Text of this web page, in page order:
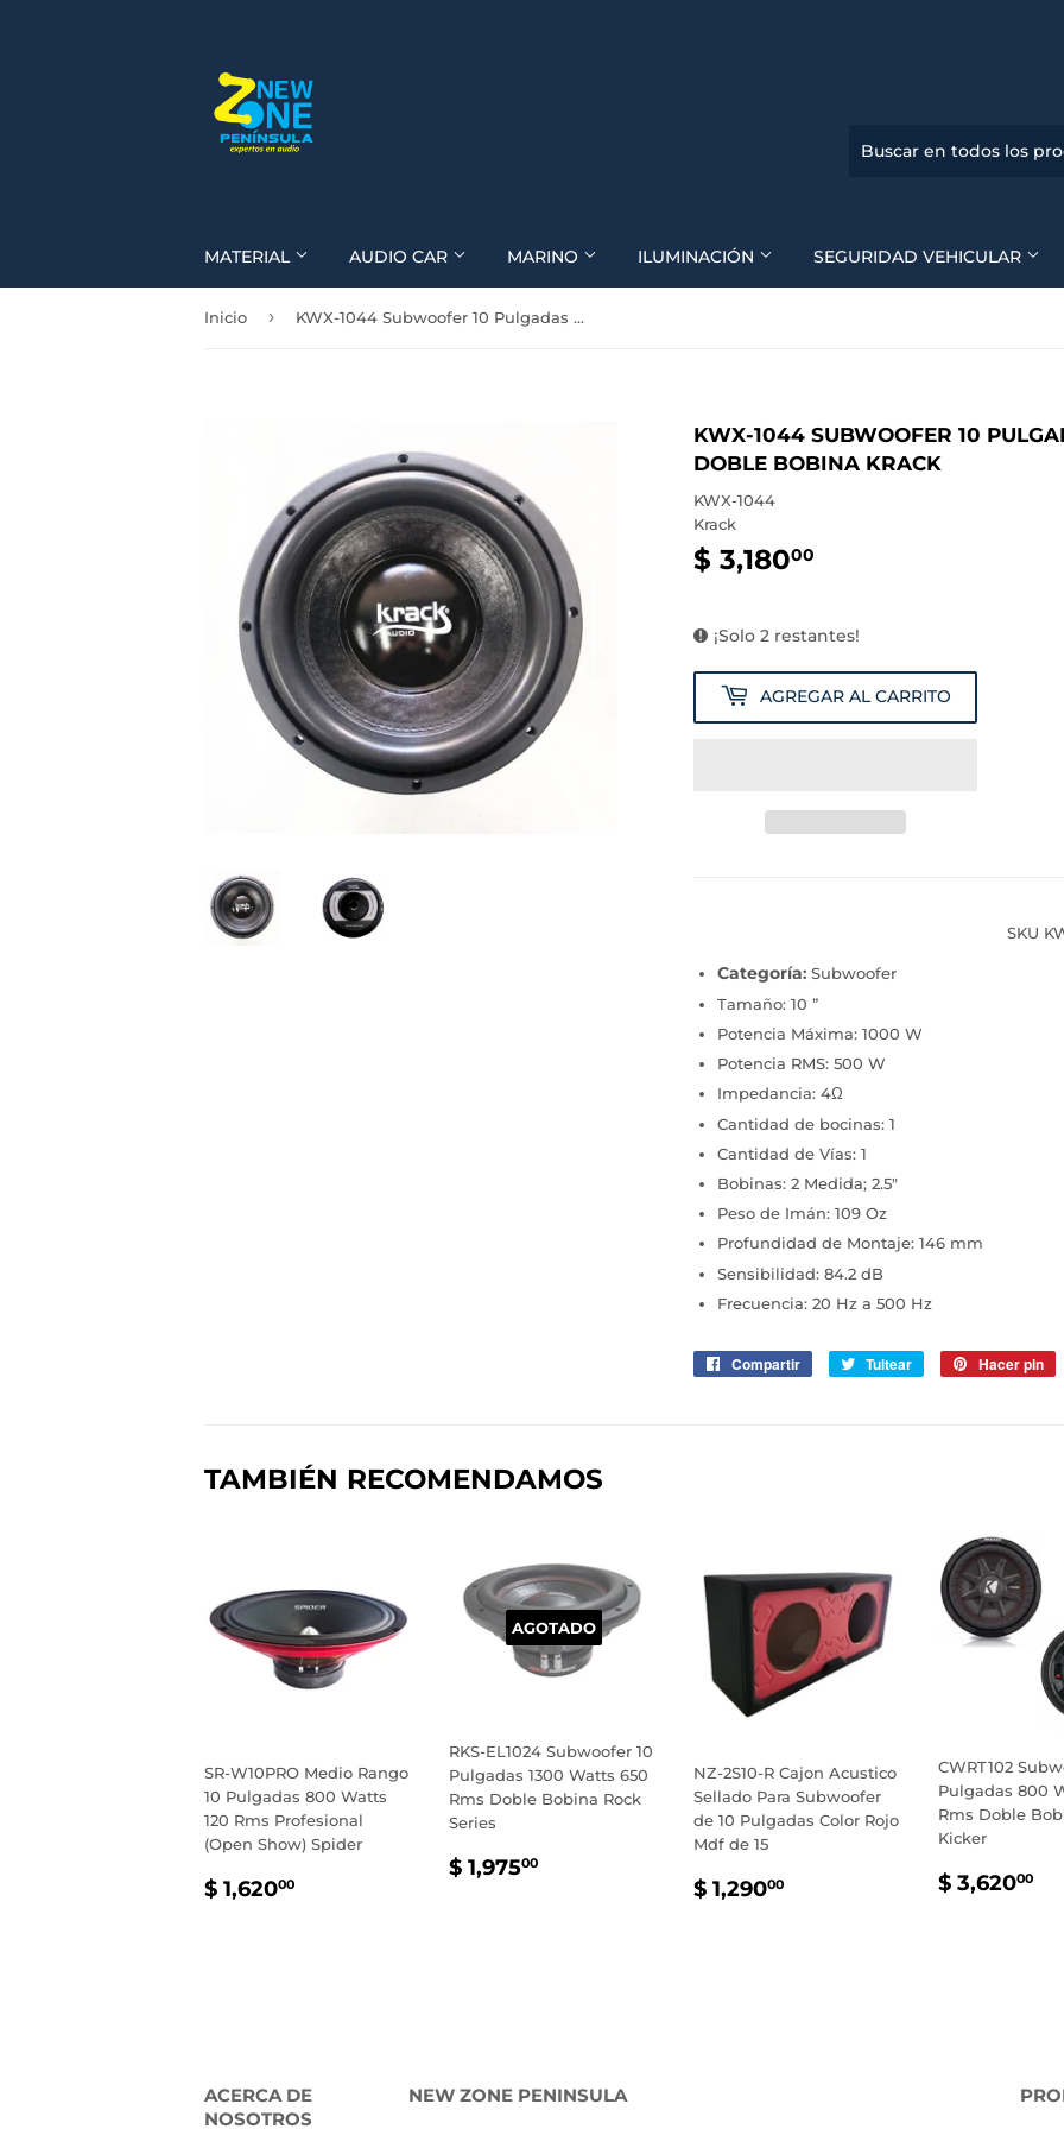
MATERIAL AUDIO CAR MARINO ILUMINACIÓN SEGURIDAD VEHICULAR
Inicio › KWX-1044 Subwoofer 10 Pulgadas 1000 Watts 500 Rms Doble Bobina Krack
KWX-1044 SUBWOOFER 10
DOBLE BOBINA KRACK
KWX-1044
Krack
$ 3,18000
¡Solo 2 restantes!
AGREGAR AL CARRITO
SKU
Categoría: Subwoofer
Tamaño: 10 ”
Potencia Máxima: 1000 W
Potencia RMS: 500 W
Impedancia: 4Ω
Cantidad de bocinas: 1
Cantidad de Vías: 1
Bobinas: 2 Medida; 2.5"
Peso de Imán: 109 Oz
Profundidad de Montaje: 146 mm
Sensibilidad: 84.2 dB
Frecuencia: 20 Hz a 500 Hz
Compartir
CompartirTuitear
Tuitear Hacer pin
TAMBIÉN RECOMENDAMOS
SR-W10PRO Medio Rango
10 Pulgadas 800 Watts
120 Rms Profesional
(Open Show) Spider
PRECIO
$ 1,62000
AGOTADO
RKS-EL1024 Subwoofer 10
Pulgadas 1300 Watts 650
Rms Doble Bobina Rock
Series
PRECIO
$ 1,97500
NZ-2S10-R Cajon Acustico
Sellado Para Subwoofer
de 10 Pulgadas Color Rojo
Mdf de 15
PRECIO
$ 1,29000
CWRT102
Pulgadas 800
Rms Doble
Kicker
PRECIO
$ 3,62000
ACERCA DE
NOSOTROS
NEW ZONE PENINSULA